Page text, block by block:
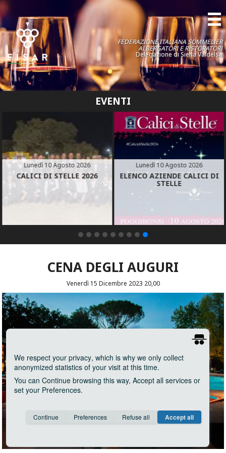
FEDERAZIONE ITALIANA SOMMELIER
ALBERGATORI E RISTORATORI
Delegazione di Siena Valdelsa
EVENTI
Lunedì 10 Agosto 2026
CALICI DI STELLE 2026
Lunedì 10 Agosto 2026
ELENCO AZIENDE CALICI DI
STELLE
CENA DEGLI AUGURI
Venerdì 15 Dicembre 2023 20,00
We respect your privacy, which is why we only collect
anonymized statistics of your visit at this time.
You can Continue browsing this way, Accept all services or
set your Preferences.
Consent cookie learn more
Google Analytics about
Continue Preferences Refuse all Accept all
Anonymous Invisible Save